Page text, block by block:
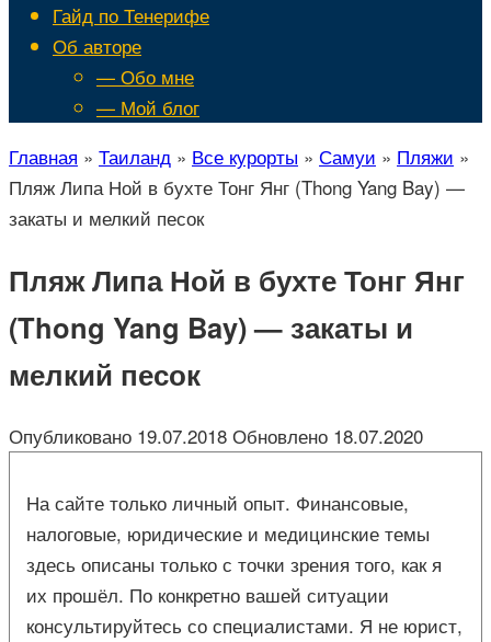
Гайд по Тенерифе
Об авторе
— Обо мне
— Мой блог
Главная » Таиланд » Все курорты » Самуи » Пляжи »
Пляж Липа Ной в бухте Тонг Янг (Thong Yang Bay) —
закаты и мелкий песок
Пляж Липа Ной в бухте Тонг Янг
(Thong Yang Bay) — закаты и
мелкий песок
Опубликовано 19.07.2018 Обновлено 18.07.2020
На сайте только личный опыт. Финансовые,
налоговые, юридические и медицинские темы
здесь описаны только с точки зрения того, как я
их прошёл. По конкретно вашей ситуации
консультируйтесь со специалистами. Я не юрист,